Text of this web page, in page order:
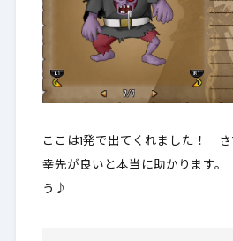
ここは1発で出てくれました！
幸先が良いと本当に助かります
う♪